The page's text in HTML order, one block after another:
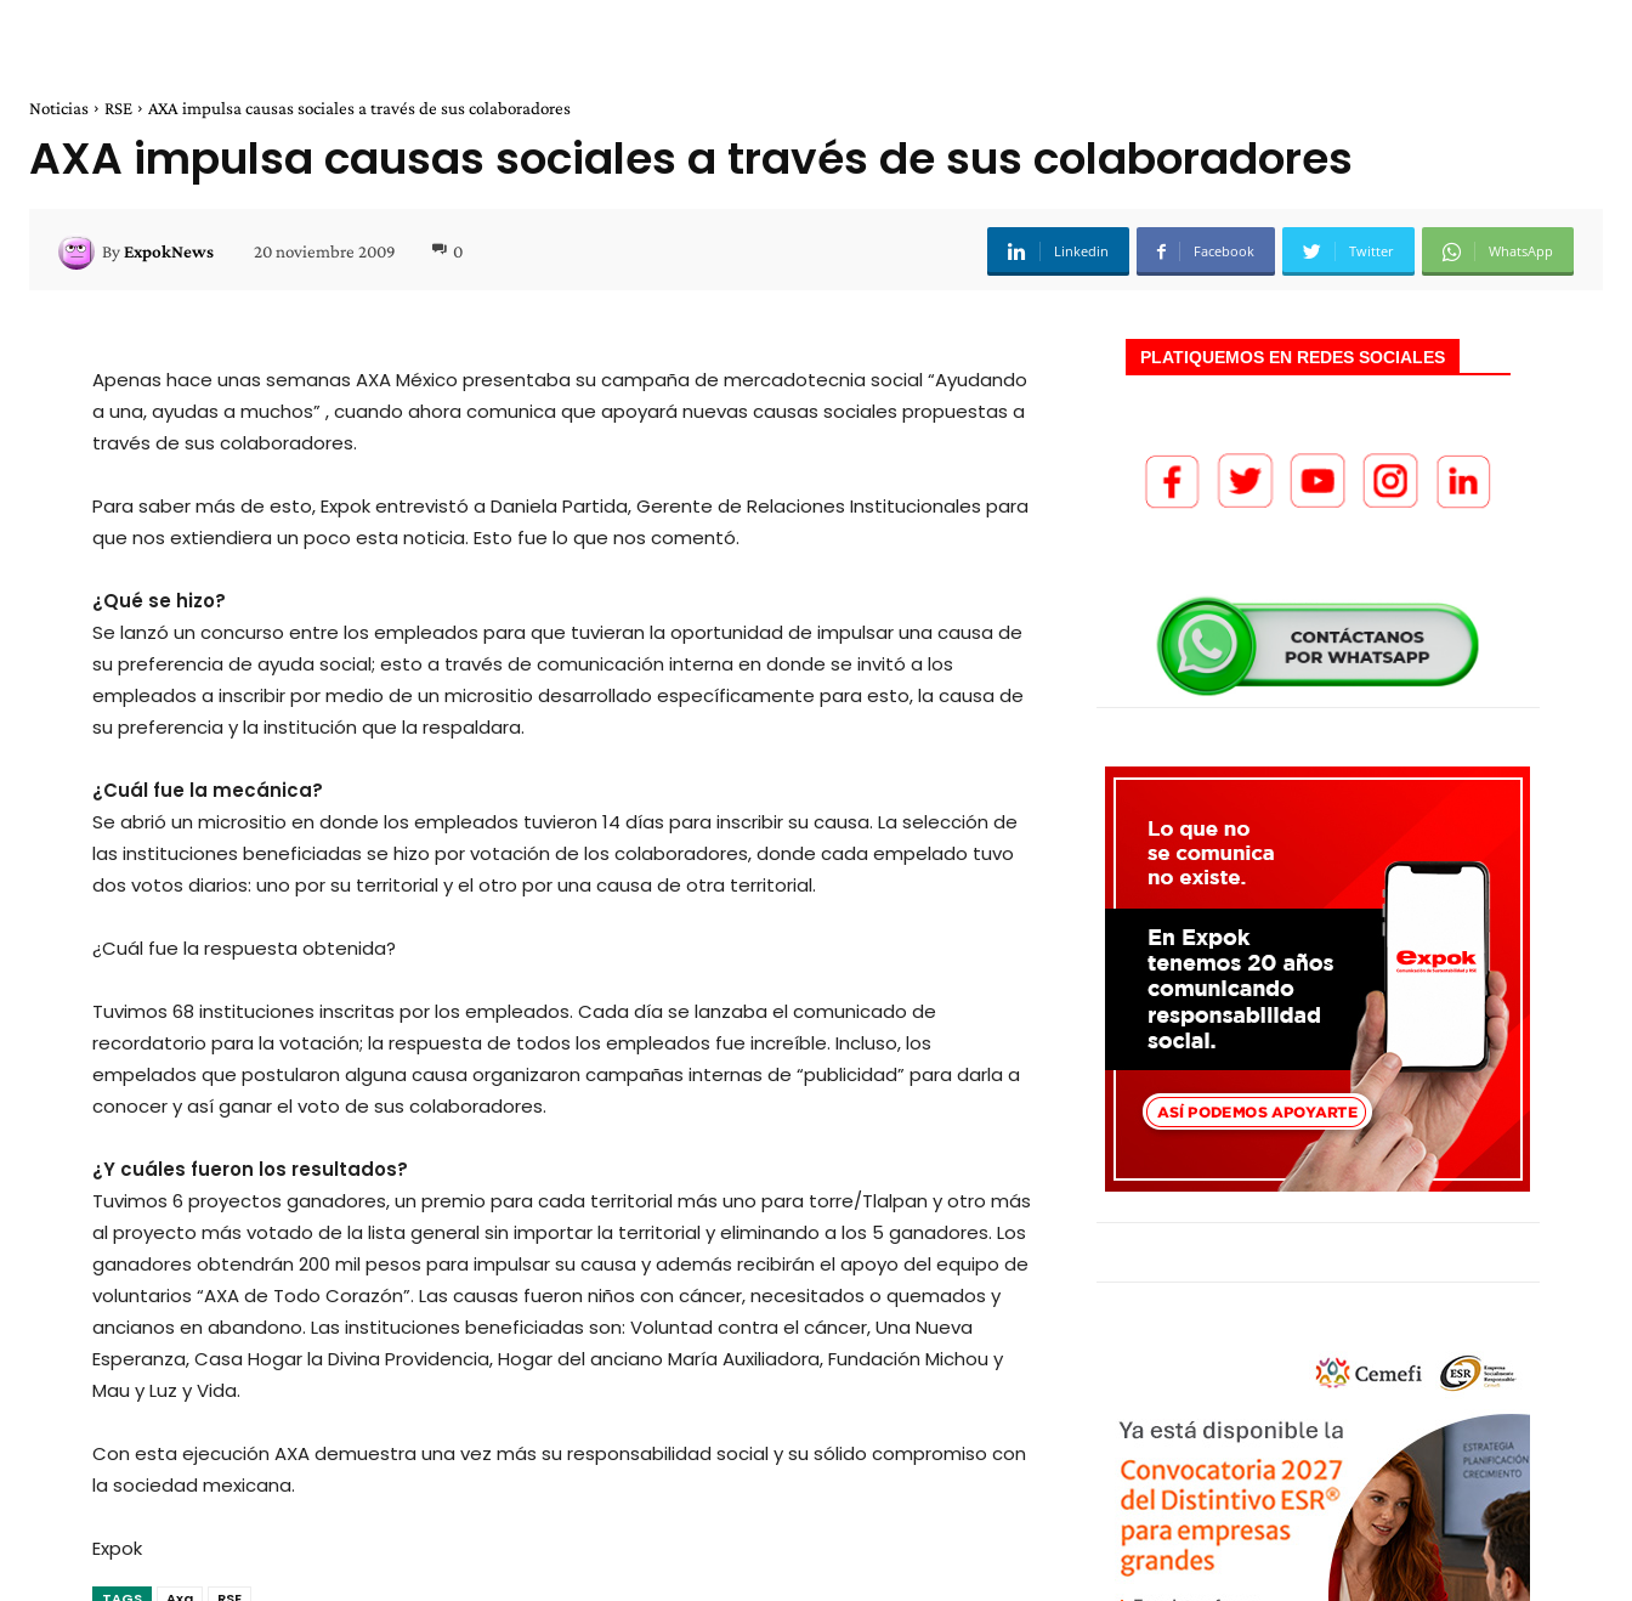
Noticias RSE AXA impulsa causas sociales a través de sus colaboradores
AXA impulsa causas sociales a través de sus colaboradores
ByExpokNews 20 noviembre 2009 0 Linkedin Facebook Twitter WhatsApp
Apenas hace unas semanas AXA México presentaba su campaña de mercadotecnia social “Ayudando
a una, ayudas a muchos” , cuando ahora comunica que apoyará nuevas causas sociales propuestas a
través de sus colaboradores.
Para saber más de esto, Expok entrevistó a Daniela Partida, Gerente de Relaciones Institucionales para
que nos extiendiera un poco esta noticia. Esto fue lo que nos comentó.
¿Qué se hizo?
Se lanzó un concurso entre los empleados para que tuvieran la oportunidad de impulsar una causa de
su preferencia de ayuda social; esto a través de comunicación interna en donde se invitó a los
empleados a inscribir por medio de un micrositio desarrollado específicamente para esto, la causa de
su preferencia y la institución que la respaldara.
¿Cuál fue la mecánica?
Se abrió un micrositio en donde los empleados tuvieron 14 días para inscribir su causa. La selección de
las instituciones beneficiadas se hizo por votación de los colaboradores, donde cada empelado tuvo
dos votos diarios: uno por su territorial y el otro por una causa de otra territorial.
¿Cuál fue la respuesta obtenida?
Tuvimos 68 instituciones inscritas por los empleados. Cada día se lanzaba el comunicado de
recordatorio para la votación; la respuesta de todos los empleados fue increíble. Incluso, los
empelados que postularon alguna causa organizaron campañas internas de “publicidad” para darla a
conocer y así ganar el voto de sus colaboradores.
¿Y cuáles fueron los resultados?
Tuvimos 6 proyectos ganadores, un premio para cada territorial más uno para torre/Tlalpan y otro más
al proyecto más votado de la lista general sin importar la territorial y eliminando a los 5 ganadores. Los
ganadores obtendrán 200 mil pesos para impulsar su causa y además recibirán el apoyo del equipo de
voluntarios “AXA de Todo Corazón”. Las causas fueron niños con cáncer, necesitados o quemados y
ancianos en abandono. Las instituciones beneficiadas son: Voluntad contra el cáncer, Una Nueva
Esperanza, Casa Hogar la Divina Providencia, Hogar del anciano María Auxiliadora, Fundación Michou y
Mau y Luz y Vida.
Con esta ejecución AXA demuestra una vez más su responsabilidad social y su sólido compromiso con
la sociedad mexicana.
Expok
PLATIQUEMOS EN REDES SOCIALES